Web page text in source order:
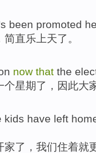
been promoted
简直乐 上天了。
now that the
个星期了 ，因此大
kids have left
家了 ， 我们住着就